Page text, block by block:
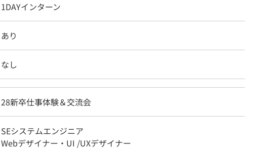
1DAYインターン
あり
なし
28新卒仕事体験＆交流会
SEシステムエンジニア
Webデザイナー・UI /UXデザイナー